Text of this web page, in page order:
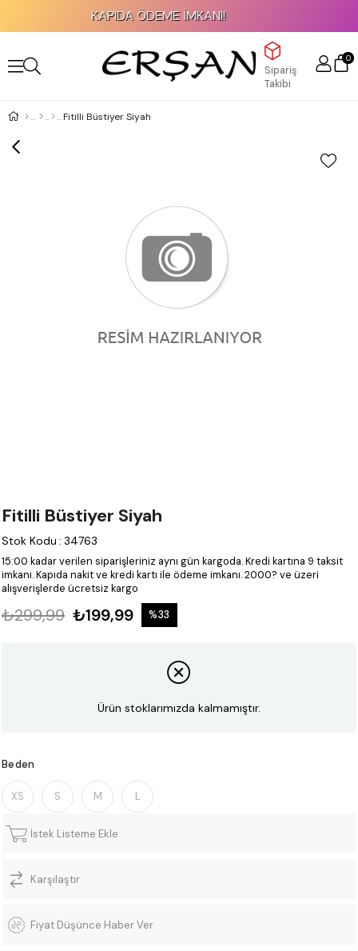
KAPIDA ÖDEME İMKANI!
Sipariş
Takibi
0
Fitilli Büstiyer Siyah
Fitilli Büstiyer Siyah
Stok Kodu : 34763
15:00 kadar verilen siparişleriniz aynı gün kargoda.Kredi kartına 9 taksit
imkanı.Kapıda nakit ve kredi kartı ile ödeme imkanı.2000? ve üzeri
alışverişlerde ücretsiz kargo
₺299,99 ₺199,99 %33
Ürün stoklarımızda kalmamıştır.
Beden
XS S M L
İstek Listeme Ekle
Karşılaştır
Fiyat Düşünce Haber Ver